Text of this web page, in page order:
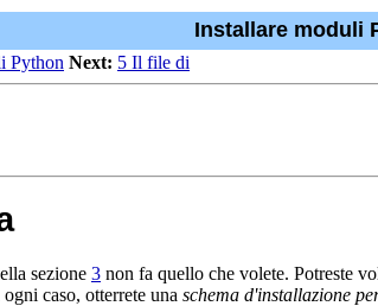
Installare moduli
Python Next: 5 Il file di
sezione 3 non fa quello che volete. Potreste
caso, otterrete una schema d'installazione